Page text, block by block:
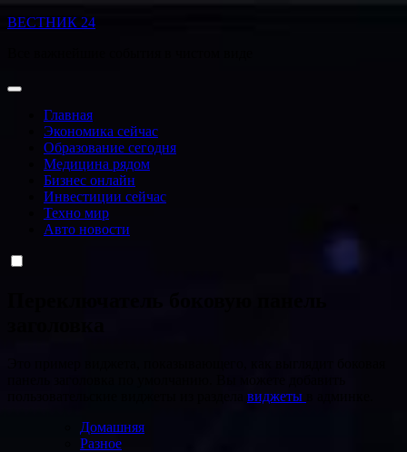
Перейти
ВЕСТНИК 24
Главная
Экономика сейчас
Образование сегодня
Медицина рядом
Бизнес онлайн
Инвестиции сейчас
Техно мир
Авто новости
виджеты
Домашняя
Разное